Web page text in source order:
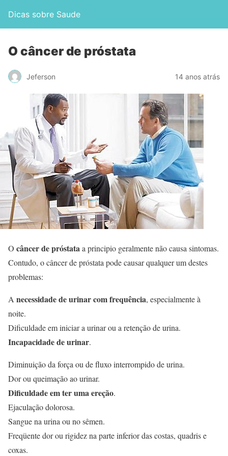
Dicas sobre Saude
O câncer de próstata
Jeferson 14 anos atrás
O câncer de próstataa principio geralmente não causa sintomas.
Contudo, o câncer de próstata pode causar qualquer um destes
problemas:
A necessidade de urinar com frequência, especialmente à
noite.
Dificuldade em iniciar a urinar ou a retenção de urina.
Incapacidade de urinar.
Diminuição da força ou de fluxo interrompido de urina.
Dor ou queimação ao urinar.
Dificuldade em ter uma ereção.
Ejaculação dolorosa.
Sangue na urina ou no sêmen.
Freqüente dor ou rigidez na parte inferior das costas, quadris e
coxas.